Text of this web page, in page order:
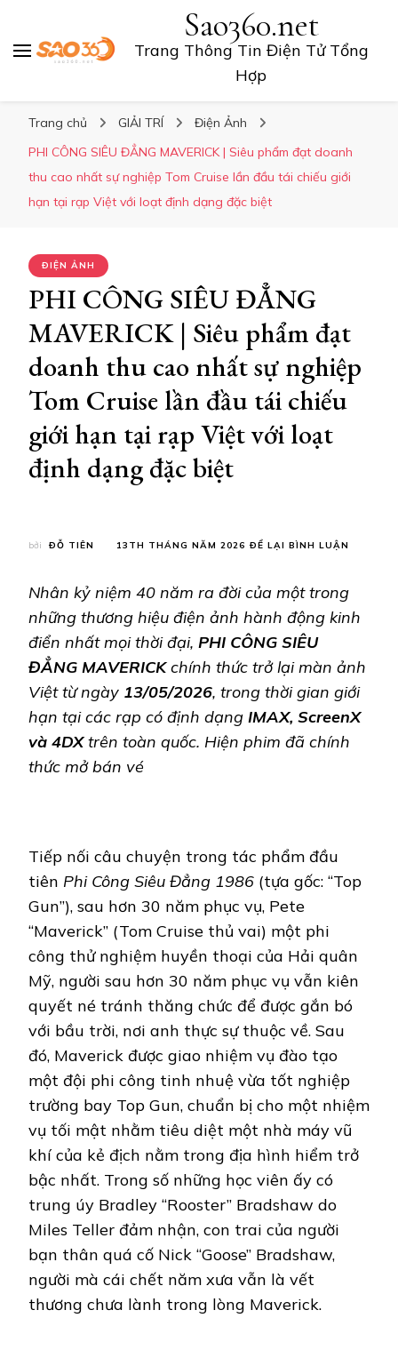
Sao360.net
Trang Thông Tin Điện Tử Tổng
Hợp
Trang chủ GIẢI TRÍ
Điện Ảnh
PHI CÔNG SIÊU ĐẲNG MAVERICK | Siêu phẩm đạt doanh
thu cao nhất sự nghiệp Tom Cruise lần đầu tái chiếu giới
hạn tại rạp Việt với loạt định dạng đặc biệt
ĐIỆN ẢNH
PHI CÔNG SIÊU ĐẲNG
MAVERICK | Siêu phẩm đạt
doanh thu cao nhất sự nghiệp
Tom Cruise lần đầu tái chiếu
giới hạn tại rạp Việt với loạt
định dạng đặc biệt
bởi ĐỖ TIÊN 13TH THÁNG NĂM 2026 ĐỂ LẠI BÌNH LUẬN
SIÊU
PHẨM
ĐẠT
THU
CHIẾU
VIỆT
VỚI
ĐỊNH
Nhân kỷ niệm 40 năm ra đời của một trong
những thương hiệu điện ảnh hành động kinh
điển nhất mọi thời đại, PHI CÔNG SIÊU
ĐẲNG MAVERICKchính thức trở lại màn ảnh
Việt từ ngày 13/05/2026, trong thời gian giới
hạn tại các rạp có định dạng IMAX, ScreenX
và 4DXtrên toàn quốc. Hiện phim đã chính
thức mở bán vé
Tiếp nối câu chuyện trong tác phẩm đầu
tiên Phi Công Siêu Đẳng 1986 (tựa gốc: “Top
Gun”), sau hơn 30 năm phục vụ, Pete
“Maverick” (Tom Cruise thủ vai) một phi
công thử nghiệm huyền thoại của Hải quân
Mỹ, người sau hơn 30 năm phục vụ vẫn kiên
quyết né tránh thăng chức để được gắn bó
với bầu trời, nơi anh thực sự thuộc về. Sau
đó, Maverick được giao nhiệm vụ đào tạo
một đội phi công tinh nhuệ vừa tốt nghiệp
trường bay Top Gun, chuẩn bị cho một nhiệm
vụ tối mật nhằm tiêu diệt một nhà máy vũ
khí của kẻ địch nằm trong địa hình hiểm trở
bậc nhất. Trong số những học viên ấy có
trung úy Bradley “Rooster” Bradshaw do
Miles Teller đảm nhận, con trai của người
bạn thân quá cố Nick “Goose” Bradshaw,
người mà cái chết năm xưa vẫn là vết
thương chưa lành trong lòng Maverick.